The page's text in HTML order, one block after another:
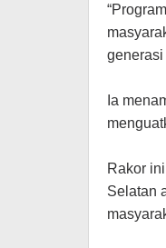
generasi
Ia
Rakor
Selatan